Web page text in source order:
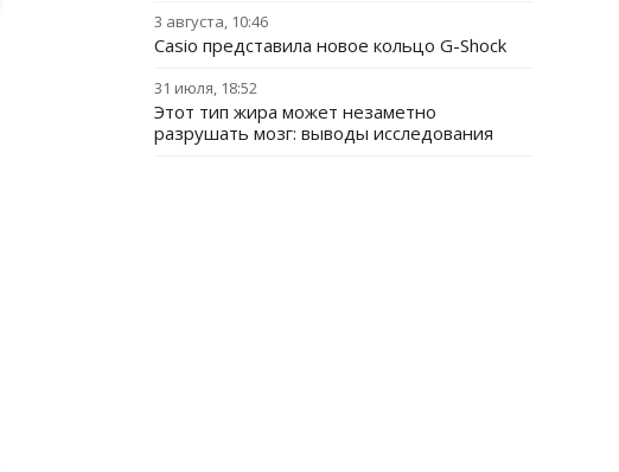
3 августа, 10:46
Casio представила новое кольцо G-Shock
31 июля, 18:52
Этот тип жира может незаметно
разрушать мозг: выводы исследования